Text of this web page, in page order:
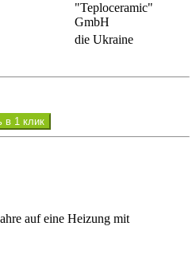
"Teploceramic"
GmbH
die Ukraine
в 1 клик
auf eine Heizung mit